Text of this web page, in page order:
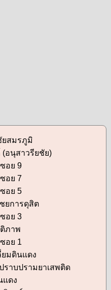
ยสมรภูมิ
อนุสาวรียชัย)
อย 9
อย 7
อย 5
ยการดุสิต
อย 3
ภาพ
อย 1
ยมดินแดง
าบปรามยาเสพติด
แดง